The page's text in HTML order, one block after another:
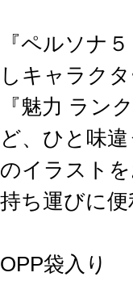
『ペルソナ
しキャラク
『魅力 ラン
ど、ひと味
のイラスト
持ち運びに
OPP袋入り